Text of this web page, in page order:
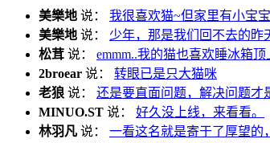
美樂地 说： 我很喜欢猫~但家里有小宝
美樂地 说： 少年，那是我们回不去的昨
松茸 说： emmm..我的猫也喜欢睡冰箱
2broear 说： 转眼已是只大猫咪
老狼 说： 还是要直面问题，解决问题才
MINUO.ST 说： 好久没上线，来看看。
林羽凡 说： 一看这名就是寄于了厚望的